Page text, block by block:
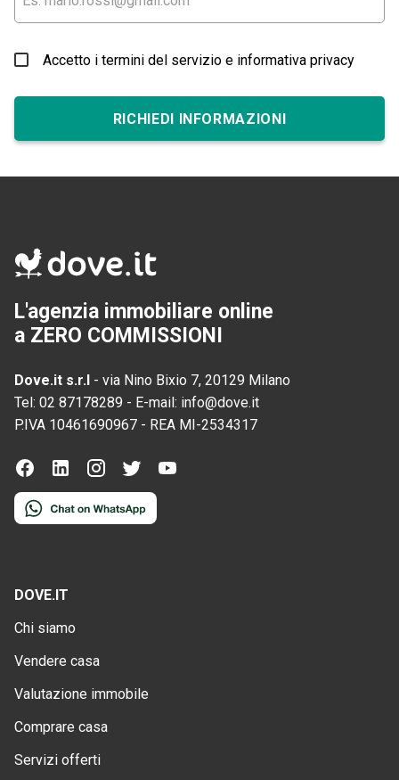
Accetto i termini del servizio e informativa privacy
RICHIEDI INFORMAZIONI
L'agenzia immobiliare online
a ZERO COMMISSIONI
Dove.it s.r.l - via Nino Bixio 7, 20129 Milano
Tel: 02 87178289 - E-mail: info@dove.it
P.IVA 10461690967 - REA MI-2534317
DOVE.IT
Chi siamo
Vendere casa
Valutazione immobile
Comprare casa
Servizi offerti